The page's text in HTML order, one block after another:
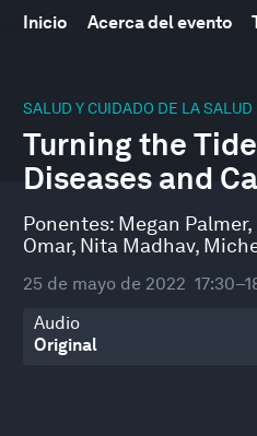
Inicio Acerca del evento
SALUD Y CUIDADO DE LA SALUD
Turning the
Diseases and
Ponentes: Megan Palmer,
Omar, Nita Madhav,
25 de mayo de 2022
Audio
seconds
46
minutes,
46
seconds